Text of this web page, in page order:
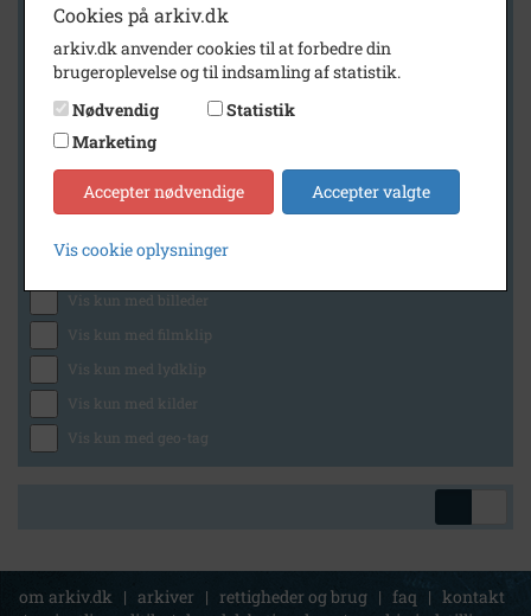
Arkiv
Slagelse Stads- og Lokalarkiv
Generelt
Vis kun med billeder
Vis kun med filmklip
Vis kun med lydklip
Vis kun med kilder
Vis kun med geo-tag
om arkiv.dk | arkiver | rettigheder og brug | faq | kontakt
Cookies på arkiv.dk
arkiv.dk anvender cookies til at forbedre din
brugeroplevelse og til indsamling af statistik.
Nødvendig
Statistik
Marketing
Accepter nødvendige Accepter valgte
Vis cookie oplysninger